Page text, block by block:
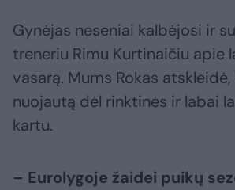
Gynėjas neseniai kalbėjosi ir
treneriu Rimu Kurtinaičiu apie
vasarą. Mums Rokas
nuojautą dėl rinktinės ir labai
kartu.
– Eurolygoje žaidei puikų